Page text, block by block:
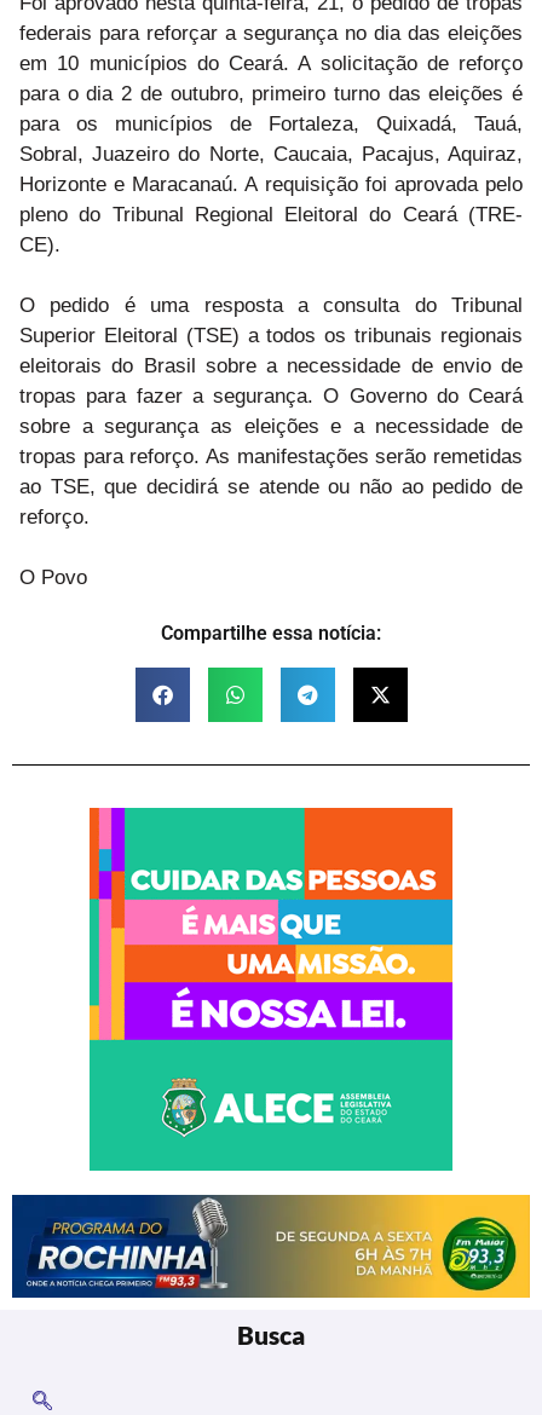
federais para reforçar a segurança no dia das eleições
em 10 municípios do Ceará. A solicitação de reforço
para o dia 2 de outubro, primeiro turno das eleições é
para os municípios de Fortaleza, Quixadá, Tauá,
Sobral, Juazeiro do Norte, Caucaia, Pacajus, Aquiraz,
Horizonte e Maracanaú. A requisição foi aprovada pelo
pleno do Tribunal Regional Eleitoral do Ceará (TRE-
CE).
O pedido é uma resposta a consulta do Tribunal
Superior Eleitoral (TSE) a todos os tribunais regionais
eleitorais do Brasil sobre a necessidade de envio de
tropas para fazer a segurança. O Governo do Ceará
sobre a segurança as eleições e a necessidade de
tropas para reforço. As manifestações serão remetidas
ao TSE, que decidirá se atende ou não ao pedido de
reforço.
O Povo
Compartilhe essa notícia:
Busca